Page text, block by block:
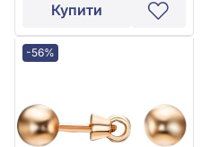
Купити
-56%